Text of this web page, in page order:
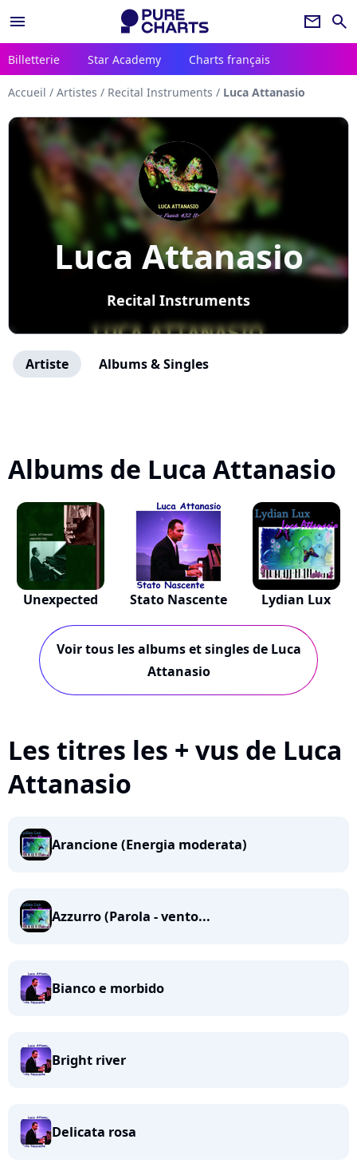
menu newsletter search
Billetterie Star Academy Charts français
Accueil / Artistes / Recital Instruments / Luca Attanasio
Luca Attanasio
Recital Instruments
Artiste Albums & Singles
Albums de Luca Attanasio
Unexpected Stato Nascente Lydian Lux
Voir tous les albums et singles de Luca
Attanasio
Les titres les + vus de Luca
Attanasio
Arancione (Energia moderata)
Azzurro (Parola - vento...
Bianco e morbido
Bright river
Delicata rosa